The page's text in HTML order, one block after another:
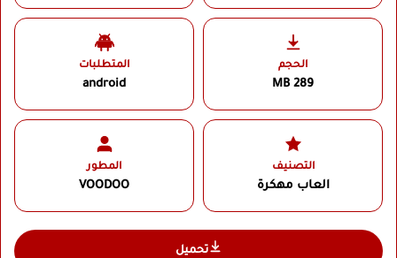
الحجم
289 MB
المتطلبات
android
التصنيف
العاب مهكرة
المطور
VOODOO‏
تحميل